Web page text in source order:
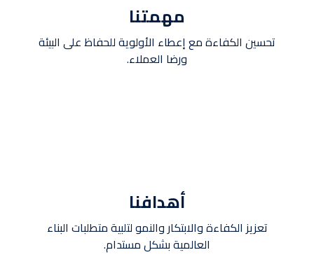
مهمتنا
تحسين الكفاءة مع إعطاء الأولوية للحفاظ على البيئة
ورضا العملاء.
أهدافنا
تعزيز الكفاءة والابتكار والنمو لتلبية متطلبات البناء
العالمية بشكل مستدام.